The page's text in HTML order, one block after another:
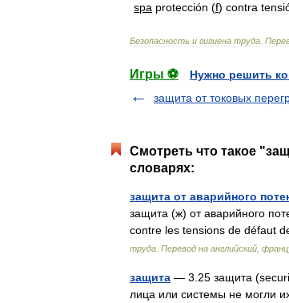
spa protección (f) contra
Безопасность и гигиена труда
Игры ⚽
Нужно решить
защита от токовых
Смотреть что такое
словарях:
защита от аварийного
защита (ж) от аварийного
contre les tensions de défaut
труда. Перевод на английский,
защита — 3.25 защита
лица или системы не могли